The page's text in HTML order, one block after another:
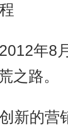
年8月
之路。
的营